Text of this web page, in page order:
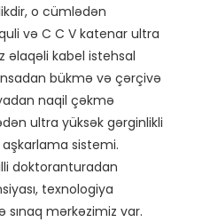
o cümlədən
və C C V katenar ultra
əlaqəli kabel istehsal
bükmə və çərçivə
naqil çəkmə
ultra yüksək gərginlikli
sistemi.
doktoranturadan
texnologiya
sınaq mərkəzimiz var.